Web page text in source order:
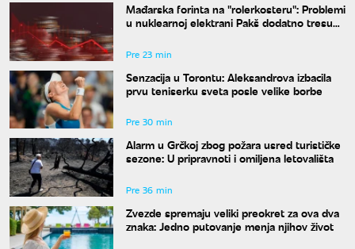
Mađarska forinta na "rolerkosteru": Problemi
u nuklearnoj elektrani Pakš dodatno tresu
Pre 23 min
Senzacija u Torontu: Aleksandrova izbacila
prvu teniserku sveta posle velike borbe
Pre 30 min
Alarm u Grčkoj zbog požara usred turističke
sezone: U pripravnoti i omiljena letovališta
Pre 36 min
Zvezde spremaju veliki preokret za ova dva
znaka: Jedno putovanje menja njihov život